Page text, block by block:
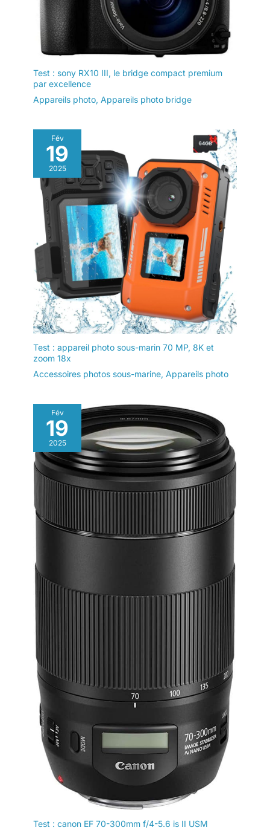
Test : sony RX10 III, le bridge compact premium
par excellence
Appareils photo, Appareils photo bridge
Fév
19
2025
Test : appareil photo sous-marin 70 MP, 8K et
zoom 18x
Accessoires photos sous-marine, Appareils photo
Fév
19
2025
Test : canon EF 70-300mm f/4-5.6 is II USM